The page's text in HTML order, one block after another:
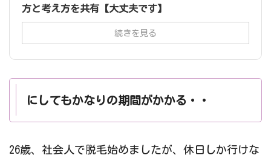
方と考え方を共有【大丈夫です】
続きを見る
にしてもかなりの期間がかかる・・
26歳、社会人で脱毛始めましたが、休日しか行けな